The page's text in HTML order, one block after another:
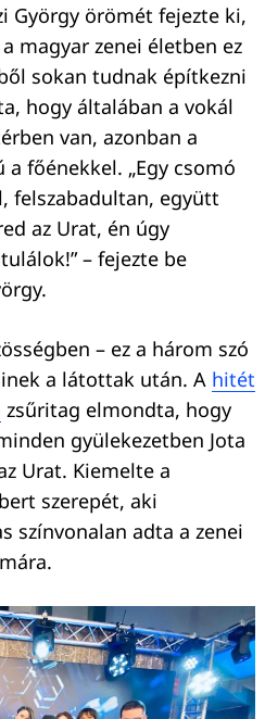
György örömét fejezte ki,
magyar zenei életben ez
sokan tudnak építkezni
hogy általában a vokál
van, azonban a
főénekkel. „Egy csomó
felszabadultan, együtt
az Urat, én úgy
– fejezte be
– ez a három szó
a látottak után. A hitét
zsűritag elmondta, hogy
gyülekezetben Jota
Urat. Kiemelte a
szerepét, aki
színvonalan adta a zenei